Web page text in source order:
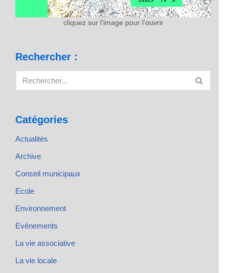
cliquez sur l'image pour l'ouvrir
Rechercher :
Catégories
Actualités
Archive
Conseil municipaux
Ecole
Environnement
Evènements
La vie associative
La vie locale